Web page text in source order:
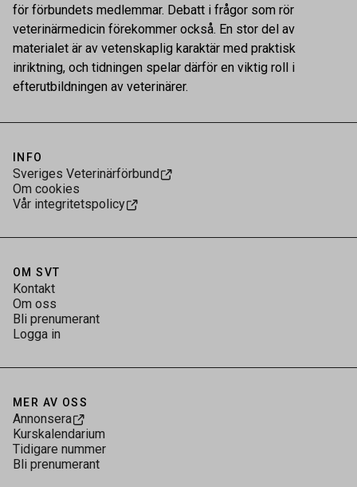
för förbundets medlemmar. Debatt i frågor som rör
veterinärmedicin förekommer också. En stor del av
materialet är av vetenskaplig karaktär med praktisk
inriktning, och tidningen spelar därför en viktig roll i
efterutbildningen av veterinärer.
INFO
Sveriges Veterinärförbund
Om cookies
Vår integritetspolicy
OM SVT
Kontakt
Om oss
Bli prenumerant
Logga in
MER AV OSS
Annonsera
Kurskalendarium
Tidigare nummer
Bli prenumerant